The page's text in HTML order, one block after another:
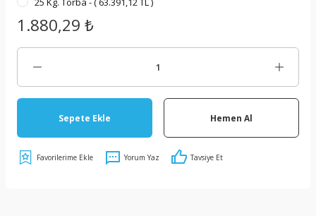
1.880,29 ₺
Sepete Ekle Hemen Al
Yorum Yaz Tavsiye Et